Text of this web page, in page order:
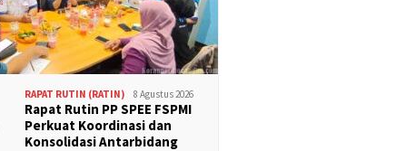
RAPAT RUTIN (RATIN) 8 Agustus 2026
Rapat Rutin PP SPEE FSPMI
Perkuat Koordinasi dan
Konsolidasi Antarbidang